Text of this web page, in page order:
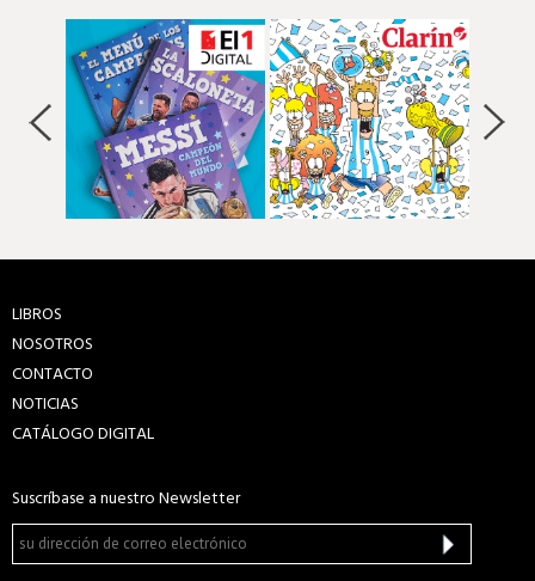
LIBROS
NOSOTROS
CONTACTO
NOTICIAS
CATÁLOGO DIGITAL
Suscríbase a nuestro Newsletter